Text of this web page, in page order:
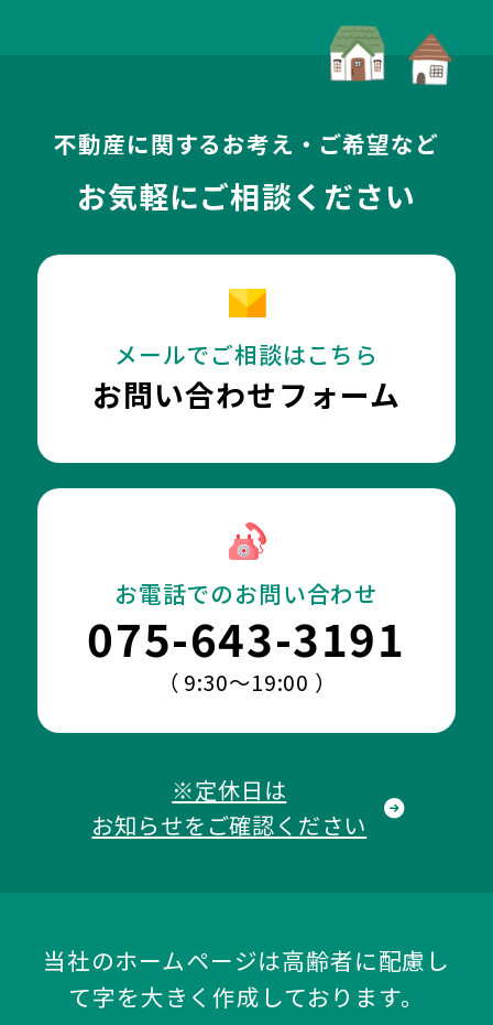
不動産に関するお考え・ご希望など
お気軽にご相談ください
メールでご相談はこちら
お問い合わせフォーム
お電話でのお問い合わせ
075-643-3191
（ 9:30～19:00 ）
※定休日は
お知らせをご確認ください
当社のホームページは高齢者に配慮し
て字を大きく作成しております。